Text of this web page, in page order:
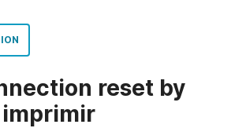
reset by
imprimir